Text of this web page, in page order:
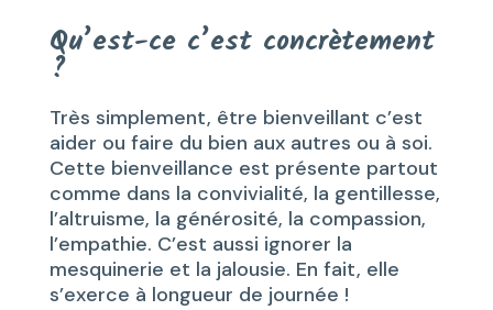
Qu’est-ce c’est concrètement
?
Très simplement, être bienveillant c’est
aider ou faire du bien aux autres ou à soi.
Cette bienveillance est présente partout
comme dans la convivialité, la gentillesse,
l’altruisme, la générosité, la compassion,
l’empathie. C’est aussi ignorer la
mesquinerie et la jalousie. En fait, elle
s’exerce à longueur de journée !